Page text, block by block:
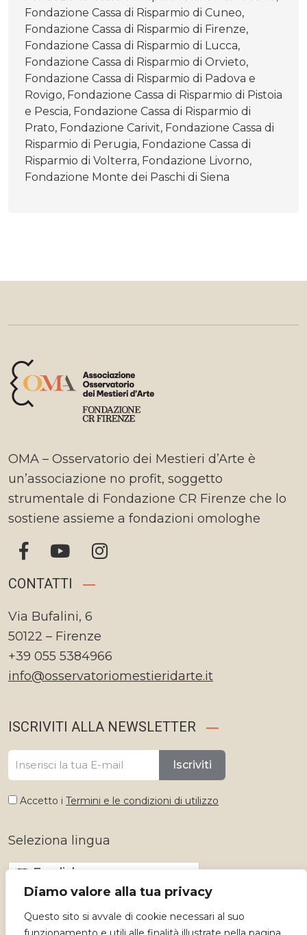
Diamo valore alla tua privacy
Questo sito si avvale di cookie necessari al suo
Fondazione Cassa di Risparmio di Cuneo,
Fondazione Cassa di Risparmio di Firenze,
Fondazione Cassa di Risparmio di Lucca,
Fondazione Cassa di Risparmio di Orvieto,
Fondazione Cassa di Risparmio di Padova e
Rovigo, Fondazione Cassa di Risparmio di Pistoia
e Pescia, Fondazione Cassa di Risparmio di
Prato, Fondazione Carivit, Fondazione Cassa di
Risparmio di Perugia, Fondazione Cassa di
Risparmio di Volterra, Fondazione Livorno,
Fondazione Monte dei Paschi di Siena
OMA – Osservatorio dei Mestieri d’Arte è
un’associazione no profit, soggetto
strumentale di Fondazione CR Firenze che lo
sostiene assieme a fondazioni omologhe
CONTATTI
Via Bufalini, 6
50122 – Firenze
+39 055 5384966
info@osservatoriomestieridarte.it
ISCRIVITI ALLA NEWSLETTER
Iscriviti
Accetto i Termini e le condizioni di utilizzo
Seleziona lingua
English